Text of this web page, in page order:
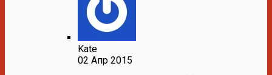
Kate
02 Апр 2015